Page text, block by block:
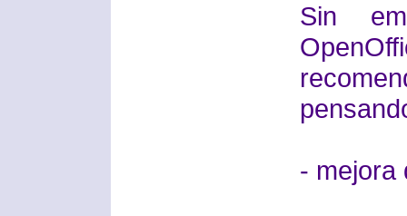
Sin
- mejora